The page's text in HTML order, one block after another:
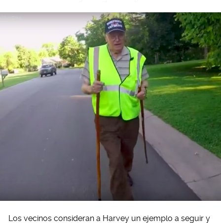
Los vecinos consideran a Harvey un ejemplo a seguir y